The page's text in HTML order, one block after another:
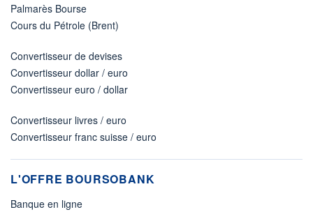
Palmarès Bourse
Cours du Pétrole (Brent)
Convertisseur de devises
Convertisseur dollar / euro
Convertisseur euro / dollar
Convertisseur livres / euro
Convertisseur franc suisse / euro
L'OFFRE BOURSOBANK
Banque en ligne